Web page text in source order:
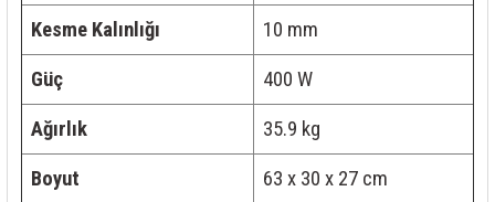
Kesme Kalınlığı 10 mm
Güç 400 W
Ağırlık 35.9 kg
Boyut
63 x 30 x 27 cm